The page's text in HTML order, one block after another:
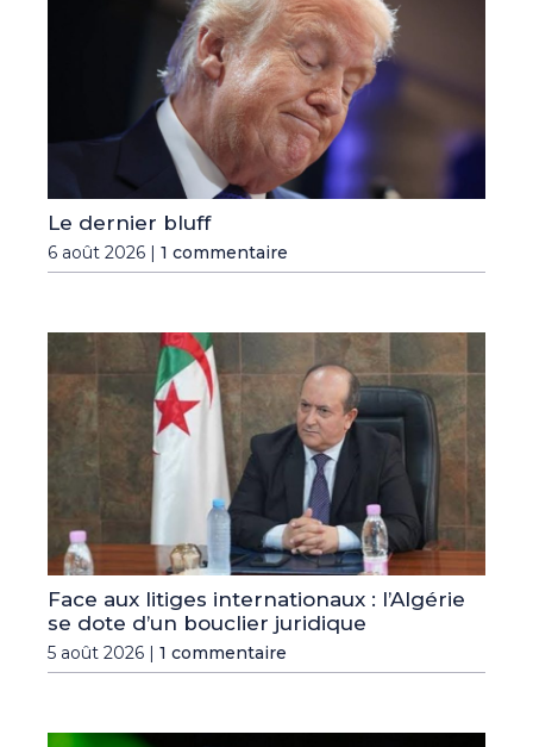
Le dernier bluff
6 août 2026 | 1 commentaire
Face aux litiges internationaux : l’Algérie
se dote d’un bouclier juridique
5 août 2026 | 1 commentaire